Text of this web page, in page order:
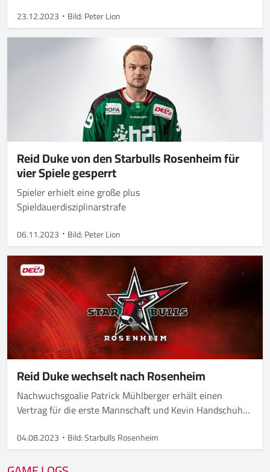
23.12.2023 Bild: Peter Lion
Reid Duke von den Starbulls Rosenheim für
vier Spiele gesperrt
Spieler erhielt eine große plus
Spieldauerdisziplinarstrafe
06.11.2023 Bild: Peter Lion
Reid Duke wechselt nach Rosenheim
Nachwuchsgoalie Patrick Mühlberger erhält einen
Vertrag für die erste Mannschaft und Kevin Handschuh
04.08.2023 Bild: Starbulls Rosenheim